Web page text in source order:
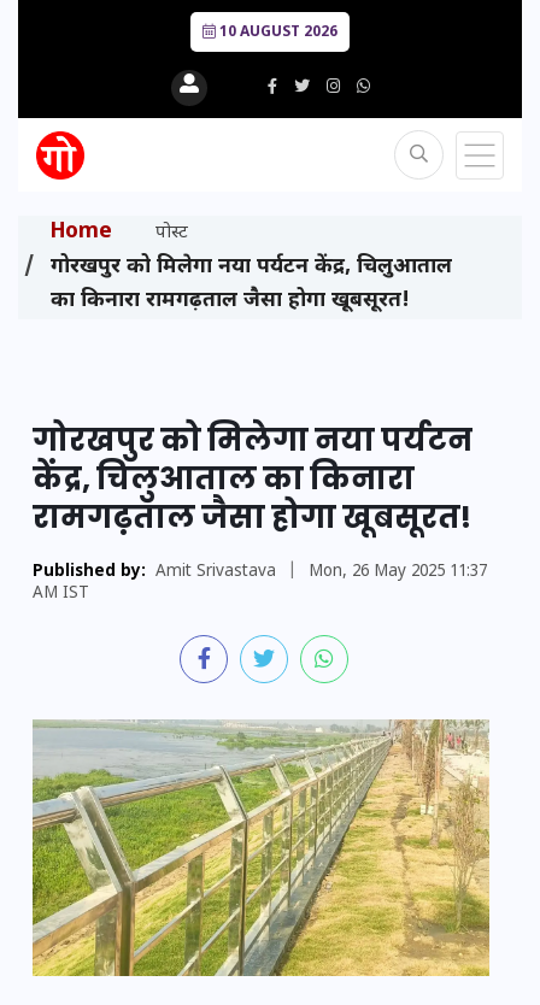
10 AUGUST 2026
Home पोस्ट
गोरखपुर को मिलेगा नया पर्यटन केंद्र, चिलुआताल
का किनारा रामगढ़ताल जैसा होगा खूबसूरत!
गोरखपुर को मिलेगा नया पर्यटन
केंद्र, चिलुआताल का किनारा
रामगढ़ताल जैसा होगा खूबसूरत!
Published by: Amit Srivastava
Mon, 26 May 2025 11:37
AM IST